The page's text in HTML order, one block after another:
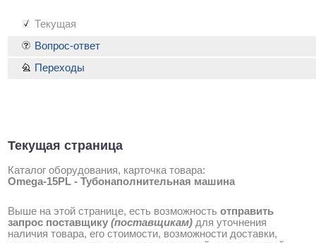
Текущая
Текущая страница
Каталог оборудования, карточка товара:
Omega-15PL - Тубонаполнительная машина
Выше на этой странице, есть возможность отправить
запрос поставщику (поставщикам) для уточнения
наличия товара, его стоимости, возможности доставки,
Вопрос-ответ
Переходы